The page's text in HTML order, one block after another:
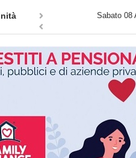
Tag Heuer lancia una
Sabato 08